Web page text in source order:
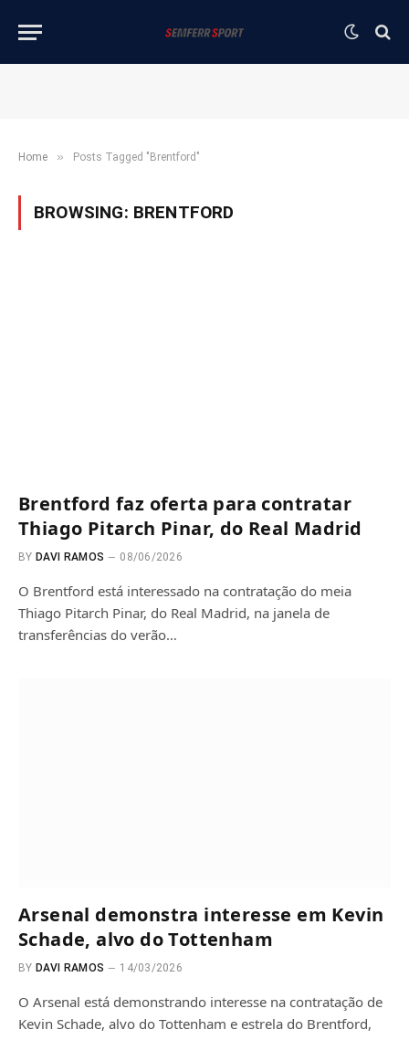
Home » Posts Tagged "Brentford"
BROWSING: BRENTFORD
Brentford faz oferta para contratar
Thiago Pitarch Pinar, do Real Madrid
BY DAVI RAMOS 08/06/2026
O Brentford está interessado na contratação do meia
Thiago Pitarch Pinar, do Real Madrid, na janela de
transferências do verão…
Arsenal demonstra interesse em Kevin
Schade, alvo do Tottenham
BY DAVI RAMOS 14/03/2026
O Arsenal está demonstrando interesse na contratação de
Kevin Schade, alvo do Tottenham e estrela do Brentford,